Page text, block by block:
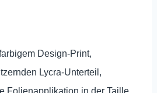
Design‑Print,
Lycra‑Unterteil,
Folienapplikation in der Taille